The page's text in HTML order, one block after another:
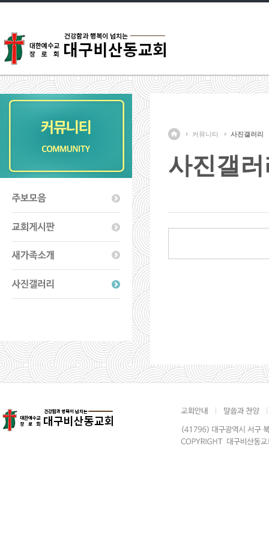
커뮤니티 사진갤러리
사진갤